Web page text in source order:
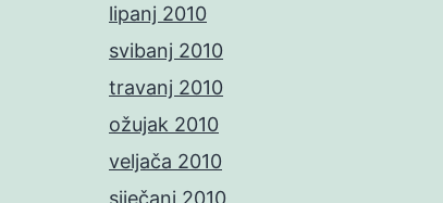
lipanj 2010
svibanj 2010
travanj 2010
ožujak 2010
veljača 2010
siječanj 2010